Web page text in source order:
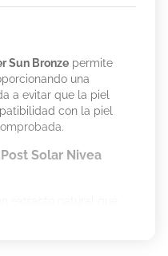
Sun Bronze permite
una
a evitar que la piel
con la piel
Solar Nivea
de melanina para un